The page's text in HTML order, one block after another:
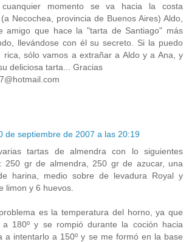
momento se va hacia la costa
Necochea, provincia de Buenos Aires) Aldo,
amigo que hace la "tarta de Santiago" más
llevándose con él su secreto. Si la puedo
rica, sólo vamos a extrañar a Aldo y a Ana, y
deliciosa tarta... Gracias
de septiembre de 2007 a las 20:19
tartas de almendra con lo siguientes
250 gr de almendra, 250 gr de azucar, una
harina, medio sobre de levadura Royal y
limon y 6 huevos.
es la temperatura del horno, ya que
a 180º y se rompió durante la coción hacia
a intentarlo a 150º y se me formó en la base